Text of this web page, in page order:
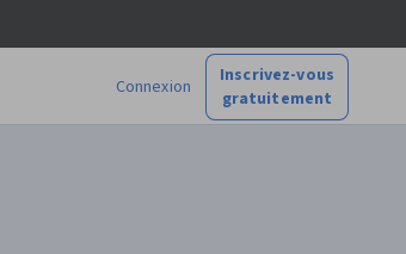
Connexion
Inscrivez-vous
gratuitement